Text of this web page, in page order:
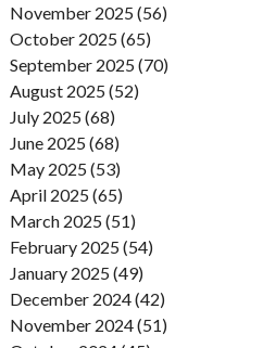
November 2025 (56)
October 2025 (65)
September 2025 (70)
August 2025 (52)
July 2025 (68)
June 2025 (68)
May 2025 (53)
April 2025 (65)
March 2025 (51)
February 2025 (54)
January 2025 (49)
December 2024 (42)
November 2024 (51)